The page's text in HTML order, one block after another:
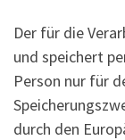
Der für die
und speichert
Person nur für
durch den